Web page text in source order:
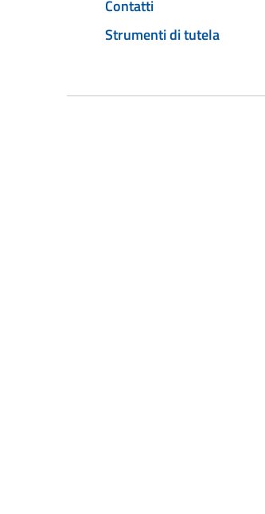
Contatti
Strumenti di tutela